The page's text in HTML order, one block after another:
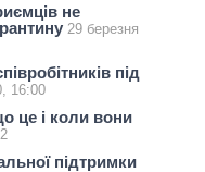
не
29 березня
під
16:00
це і коли вони
підтримки